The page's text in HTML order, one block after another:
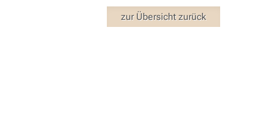
zur Übersicht zurück